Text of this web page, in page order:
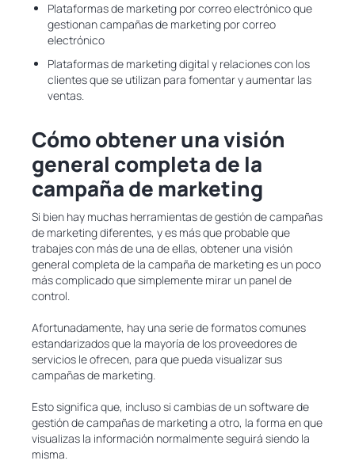
Plataformas de marketing por correo electrónico que
gestionan campañas de marketing por correo
electrónico
Plataformas de marketing digital y relaciones con los
clientes que se utilizan para fomentar y aumentar las
ventas.
Cómo obtener una visión
general completa de la
campaña de marketing
Si bien hay muchas herramientas de gestión de campañas
de marketing diferentes, y es más que probable que
trabajes con más de una de ellas, obtener una visión
general completa de la campaña de marketing es un poco
más complicado que simplemente mirar un panel de
control.
Afortunadamente, hay una serie de formatos comunes
estandarizados que la mayoría de los proveedores de
servicios le ofrecen, para que pueda visualizar sus
campañas de marketing.
Esto significa que, incluso si cambias de un software de
gestión de campañas de marketing a otro, la forma en que
visualizas la información normalmente seguirá siendo la
misma.